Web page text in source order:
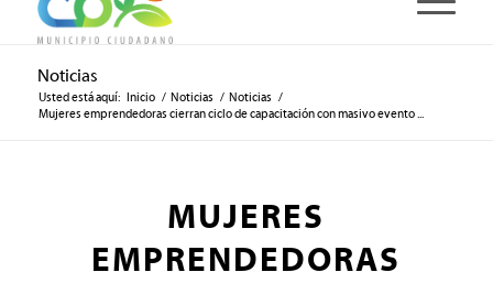
Noticias
Usted está aquí: Inicio / Noticias / Noticias /
Mujeres emprendedoras cierran ciclo de capacitación con masivo evento ...
MUJERES
EMPRENDEDORAS